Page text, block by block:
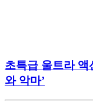
초특급 울트라 액
와 악마’